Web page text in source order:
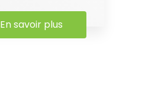
En savoir plus